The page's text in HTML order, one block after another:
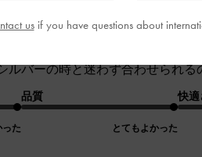
をみて回っている時に、目に止
ルバーの時と迷わず合わせられ
った
品質
とてもよかった
快適
usif you have questions about